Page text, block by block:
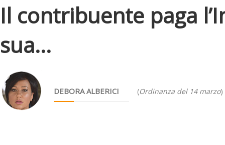
Il contribuente paga
sua...
DEBORA ALBERICI (Ordinanza del 14 marzo)